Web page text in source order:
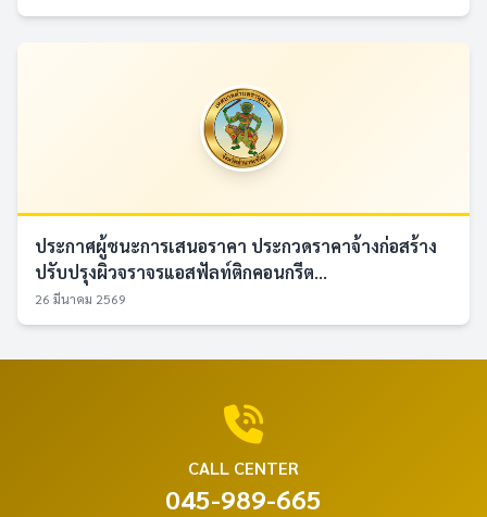
ประกาศผู้ชนะการเสนอราคา ประกวดราคาจ้างก่อสร้าง
ปรับปรุงผิวจราจรแอสฟัลท์ติกคอนกรีต...
26 มีนาคม 2569
CALL CENTER
045-989-665